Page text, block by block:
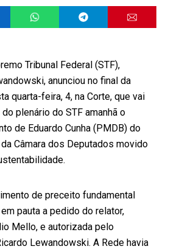
Tribunal Federal (STF),
anunciou no final da
quarta-feira, 4, na Corte, que vai
plenário do STF amanhã o
de Eduardo Cunha (PMDB) do
Câmara dos Deputados movido
de preceito fundamental
pauta a pedido do relator,
Mello, e autorizada pelo
Lewandowski. A Rede havia